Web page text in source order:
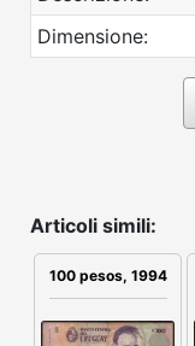
Dimensione:
Articoli simili:
100 pesos, 1994